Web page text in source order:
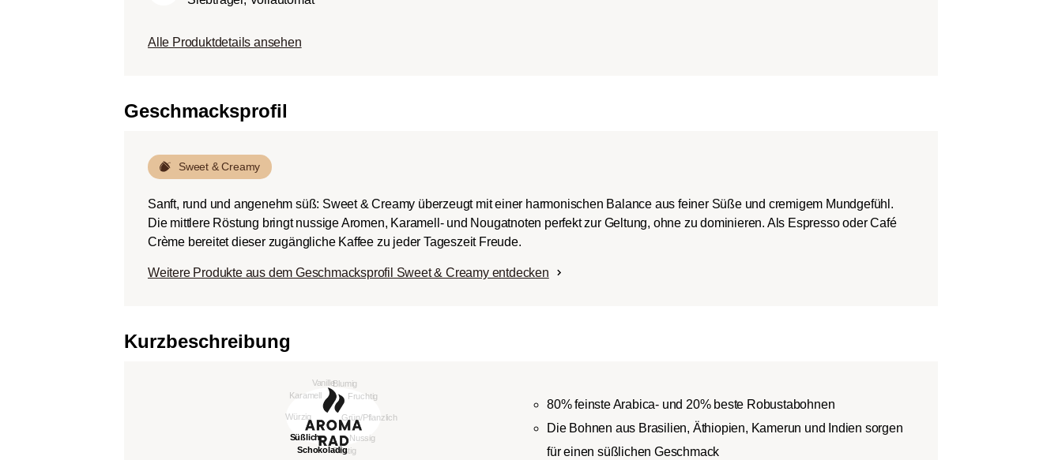
Schokoladig süßer Körper mit
Alle Produktdetails ansehen
Geschmacksprofil
Sweet & Creamy
Sanft, rund und angenehm süß: Sweet & Creamy überzeugt mit einer harmonischen Balance aus feiner Süße und cremigem Mundgefühl.
Die mittlere Röstung bringt nussige Aromen, Karamell- und Nougatnoten perfekt zur Geltung, ohne zu dominieren. Als Espresso oder Café
Crème bereitet dieser zugängliche Kaffee zu jeder Tageszeit Freude.
Weitere Produkte aus dem Geschmacksprofil Sweet & Creamy entdecken
Kurzbeschreibung
80% feinste Arabica- und 20% beste Robustabohnen
Die Bohnen aus Brasilien, Äthiopien, Kamerun und Indien sorgen
für einen süßlichen Geschmack